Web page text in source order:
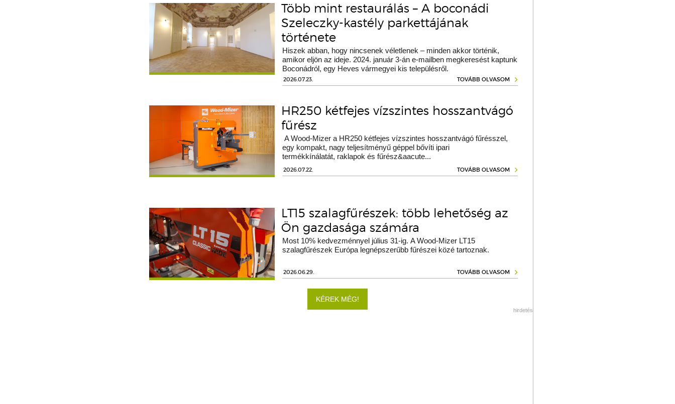
Több mint restaurálás – A boconádi
Szeleczky-kastély parkettájának
története
Hiszek abban, hogy nincsenek véletlenek – minden akkor történik,
amikor eljön az ideje. 2024. január 3-án e-mailben megkeresést kaptunk
Boconádról, egy Heves vármegyei kis településről.
2026.07.23. TOVÁBB OLVASOM
HR250 kétfejes vízszintes hosszantvágó
fűrész
A Wood-Mizer a HR250 kétfejes vízszintes hosszantvágó fűrésszel,
egy kompakt, nagy teljesítményű géppel bővíti ipari
termékkínálatát, raklapok és fűrész&aacute...
2026.07.22. TOVÁBB OLVASOM
LT15 szalagfűrészek: több lehetőség az
Ön gazdasága számára
Most 10% kedvezménnyel július 31-ig. A Wood-Mizer LT15
szalagfűrészek Európa legnépszerűbb fűrészei közé tartoznak.
2026.06.29. TOVÁBB OLVASOM
KÉREK MÉG!
hirdetés